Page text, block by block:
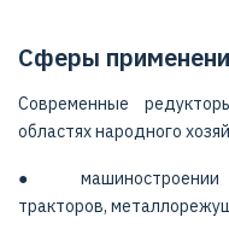
Сферы
Современные
областях народного
● машиностроении —
тракторов,